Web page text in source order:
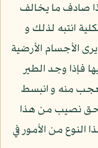
صادف ما يخالف
انتبه لذلك و
الأجسام الأرضية
فإذا وجد الطير
منه و انبسط
نصيب من هذا
من الأمور في